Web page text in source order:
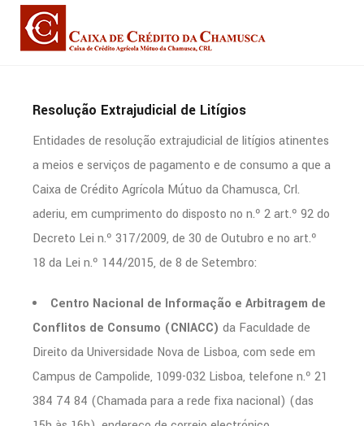
Resolução Extrajudicial de Litígios
Entidades de resolução extrajudicial de litígios atinentes
a meios e serviços de pagamento e de consumo a que a
Caixa de Crédito Agrícola Mútuo da Chamusca, Crl.
aderiu, em cumprimento do disposto no n.º 2 art.º 92 do
Decreto Lei n.º 317/2009, de 30 de Outubro e no art.º
18 da Lei n.º 144/2015, de 8 de Setembro:
Centro Nacional de Informação e Arbitragem de
Conflitos de Consumo (CNIACC) da Faculdade de
Direito da Universidade Nova de Lisboa, com sede em
Campus de Campolide, 1099-032 Lisboa, telefone n.º 21
384 74 84 (Chamada para a rede fixa nacional) (das